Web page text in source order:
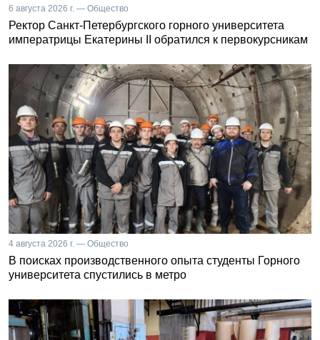
6 августа 2026 г. — Общество
Ректор Санкт-Петербургского горного университета
императрицы Екатерины II обратился к первокурсникам
4 августа 2026 г. — Общество
В поисках производственного опыта студенты Горного
университета спустились в метро